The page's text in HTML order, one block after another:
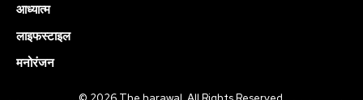
आध्यात्म
लाइफस्टाइल
मनोरंजन